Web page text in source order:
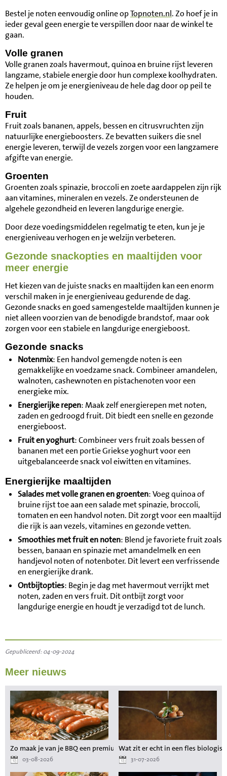
Bestel je noten eenvoudig online opTopnoten.nl. Zo hoef je in
ieder geval geen energie te verspillen door naar de winkel te
gaan.
Volle granen
Volle granen zoals havermout, quinoa en bruine rijst leveren
langzame, stabiele energie door hun complexe koolhydraten.
Ze helpen je om je energieniveau de hele dag door op peil te
houden.
Fruit
Fruit zoals bananen, appels, bessen en citrusvruchten zijn
natuurlijke energieboosters. Ze bevatten suikers die snel
energie leveren, terwijl de vezels zorgen voor een langzamere
afgifte van energie.
Groenten
Groenten zoals spinazie, broccoli en zoete aardappelen zijn rijk
aan vitamines, mineralen en vezels. Ze ondersteunen de
algehele gezondheid en leveren langdurige energie.
Door deze voedingsmiddelen regelmatig te eten, kun je je
energieniveau verhogen en je welzijn verbeteren.
Gezonde snackopties en maaltijden voor
meer energie
Het kiezen van de juiste snacks en maaltijden kan een enorm
verschil maken in je energieniveau gedurende de dag.
Gezonde snacks en goed samengestelde maaltijden kunnen je
niet alleen voorzien van de benodigde brandstof, maar ook
zorgen voor een stabiele en langdurige energieboost.
Gezonde snacks
Notenmix: Een handvol gemengde noten is een
gemakkelijke en voedzame snack. Combineer amandelen,
walnoten, cashewnoten en pistachenoten voor een
energieke mix.
Energierijke repen: Maak zelf energierepen met noten,
zaden en gedroogd fruit. Dit biedt een snelle en gezonde
energieboost.
Fruit en yoghurt: Combineer vers fruit zoals bessen of
bananen met een portie Griekse yoghurt voor een
uitgebalanceerde snack vol eiwitten en vitamines.
Energierijke maaltijden
Salades met volle granen en groenten: Voeg quinoa of
bruine rijst toe aan een salade met spinazie, broccoli,
tomaten en een handvol noten. Dit zorgt voor een maaltijd
die rijk is aan vezels, vitamines en gezonde vetten.
Smoothies met fruit en noten: Blend je favoriete fruit zoals
bessen, banaan en spinazie met amandelmelk en een
handjevol noten of notenboter. Dit levert een verfrissende
en energierijke drank.
Ontbijtopties: Begin je dag met havermout verrijkt met
noten, zaden en vers fruit. Dit ontbijt zorgt voor
langdurige energie en houdt je verzadigd tot de lunch.
Gepubliceerd: 04-09-2024
Meer nieuws
Zo maak je van je BBQ een premium maaltijd zonder gedoe
03-08-2026
Wat zit er echt in een fles
31-07-2026